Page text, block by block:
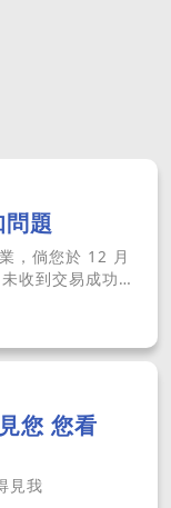
題
，倘您於 12 月
收到交易成功之
配合。
您 您看
見我